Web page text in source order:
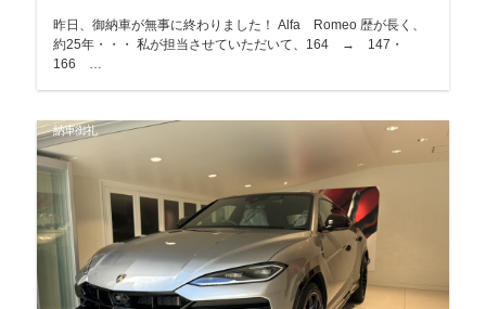
昨日、御納車が無事に終わりました！ Alfa Romeo 歴が長く、
約25年・・・ 私が担当させていただいて、164 → 147・
166 …
納車御礼